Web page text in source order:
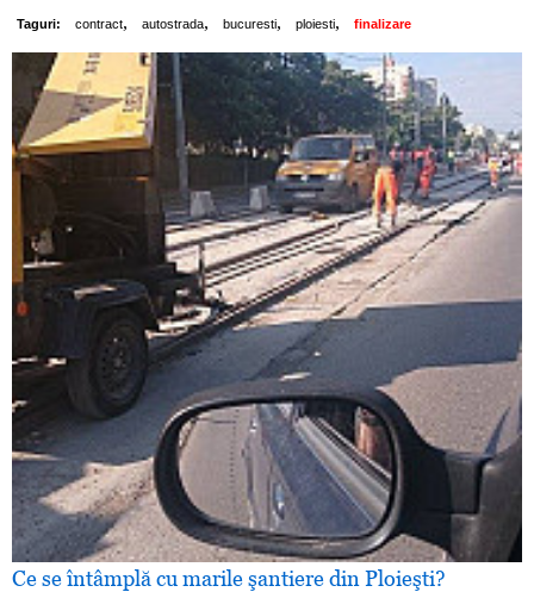
Taguri: contract, autostrada, bucuresti, ploiesti, finalizare
Ce se întâmplă cu marile şantiere din Ploieşti?